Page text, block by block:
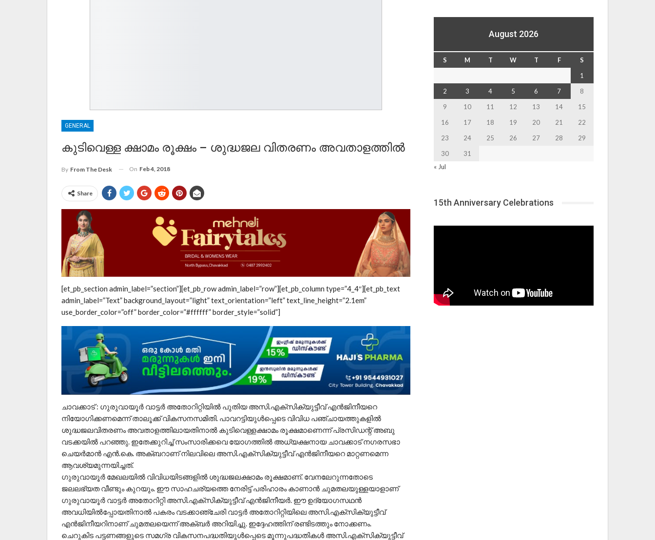
GENERAL
കുടിവെള്ള ക്ഷാമം രൂക്ഷം – ശുദ്ധജല വിതരണം അവതാളത്തില്‍
By From The Desk On Feb 4, 2018
Share
[et_pb_section admin_label=”section”][et_pb_row admin_label=”row”][et_pb_column type=”4_4″][et_pb_text
admin_label=”Text” background_layout=”light” text_orientation=”left” text_line_height=”2.1em”
use_border_color=”off” border_color=”#ffffff” border_style=”solid”]
ചാവക്കാട് : ഗുരുവായൂര്‍ വാട്ടര്‍ അതോറിറ്റിയില്‍ പുതിയ അസി.എക്‌സിക്യുട്ടീവ് എന്‍ജിനീയറെ
നിയോഗിക്കണമെന്ന് താലൂക്ക് വികസനസമിതി. പാവറട്ടിയുള്‍പ്പെടെ വിവിധ പഞ്ചായത്തുകളില്‍
ശുദ്ധജലവിതരണം അവതാളത്തിലായതിനാല്‍ കുടിവെള്ളക്ഷാമം രൂക്ഷമാണെന്ന് പ്രസിഡന്റ് അബു
വടക്കയില്‍ പറഞ്ഞു. ഇതേക്കുറിച്ച് സംസാരിക്കവെ യോഗത്തില്‍ അധ്യക്ഷനായ ചാവക്കാട് നഗരസഭാ
ചെയര്‍മാന്‍ എന്‍.കെ. അക്ബറാണ് നിലവിലെ അസി.എക്‌സിക്യുട്ടീവ് എന്‍ജിനീയറെ മാറ്റണമെന്ന
ആവശ്യമുന്നയിച്ചത്.
ഗുരുവായൂര്‍ മേഖലയില്‍ വിവിധയിടങ്ങളില്‍ ശുദ്ധജലക്ഷാമം രൂക്ഷമാണ്. വേനലേറുന്നതോടെ
ജലലഭ്യത വീണ്ടും കുറയും. ഈ സാഹചര്യത്തെ നേരിട്ട് പരിഹാരം കാണാന്‍ ചുമതലയുള്ളയാളാണ്
ഗുരുവായൂര്‍ വാട്ടര്‍ അതോറിറ്റി അസി.എക്‌സിക്യുട്ടീവ് എന്‍ജിനീയര്‍. ഈ ഉദ്യോഗസഥന്‍
അവധിയില്‍പ്പോയതിനാല്‍ പകരം വടക്കാഞ്ചേരി വാട്ടര്‍ അതോറിറ്റിയിലെ അസി.എക്‌സിക്യുട്ടീവ്
എന്‍ജിനീയറിനാണ് ചുമതലയെന്ന് അക്ബര്‍ അറിയിച്ചു. ഇദ്ദേഹത്തിന് രണ്ടിടത്തും നോക്കണം.
ചെറുകിട പട്ടണങ്ങളുടെ സമഗ്ര വികസനപദ്ധതിയുള്‍പ്പെടെ മൂന്നുപദ്ധതികള്‍ അസി.എക്‌സിക്യുട്ടീവ്
August 2026
S M T W T F
S
1
2
3 4 5 6 7
8
9
10 11 12 13 14
15
16
17 18 19 20 21
22
23
24 25 26 27 28
29
30
31
« Jul
15th Anniversary Celebrations